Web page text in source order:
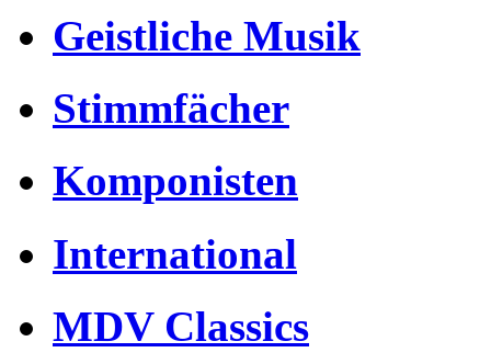
Geistliche Musik
Stimmfächer
Komponisten
International
MDV Classics